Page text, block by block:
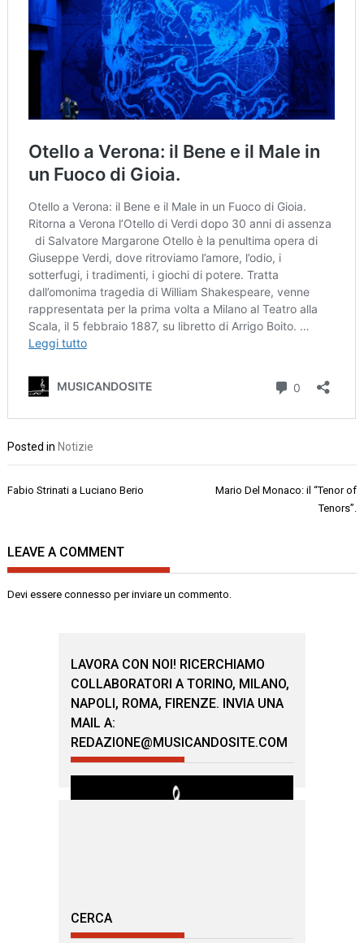
Posted in Notizie
Navigazione
Fabio Strinati a Luciano Berio
Mario Del Monaco: il “Tenor of
Tenors”.
LEAVE A COMMENT
Devi essereconnesso per inviare un commento.
LAVORA CON NOI! RICERCHIAMO
COLLABORATORI A TORINO, MILANO,
NAPOLI, ROMA, FIRENZE. INVIA UNA
MAIL A:
REDAZIONE@MUSICANDOSITE.COM
CERCA